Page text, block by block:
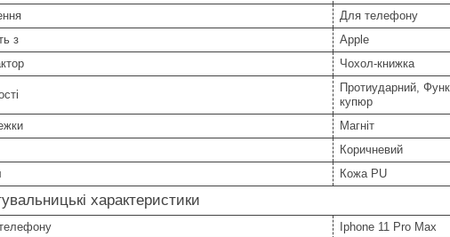
Для телефону
з
Apple
Чохол-книжка
Протиударний,
купюр
Магніт
Коричневий
Кожа PU
характеристики
Iphone 11 Pro Max